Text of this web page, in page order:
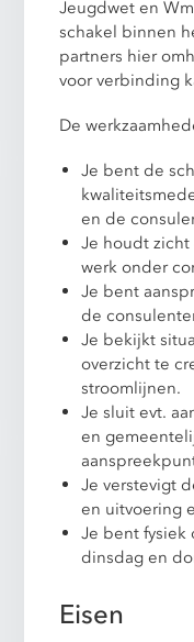
Jeugdwet en
schakel binnen
partners hier
voor verbinding
De
Je bent de
en de
Je houdt
werk onder
Je bent
de
Je bekijkt
overzicht te
stroomlijnen.
Je sluit evt.
en
Je verstevigt
en uitvoering
Je bent fysiek
dinsdag en
Eisen